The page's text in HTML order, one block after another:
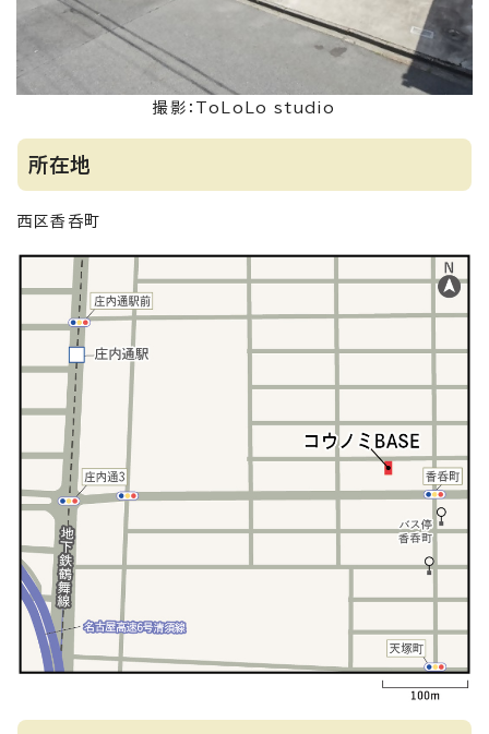
撮影：ToLoLo studio
所在地
西区香呑町